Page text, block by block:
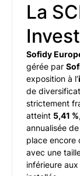
La
Sofidy
gérée par
exposition à l’
de
strictement
atteint 5,41 %
annualisée de
place encore
avec une
inférieure